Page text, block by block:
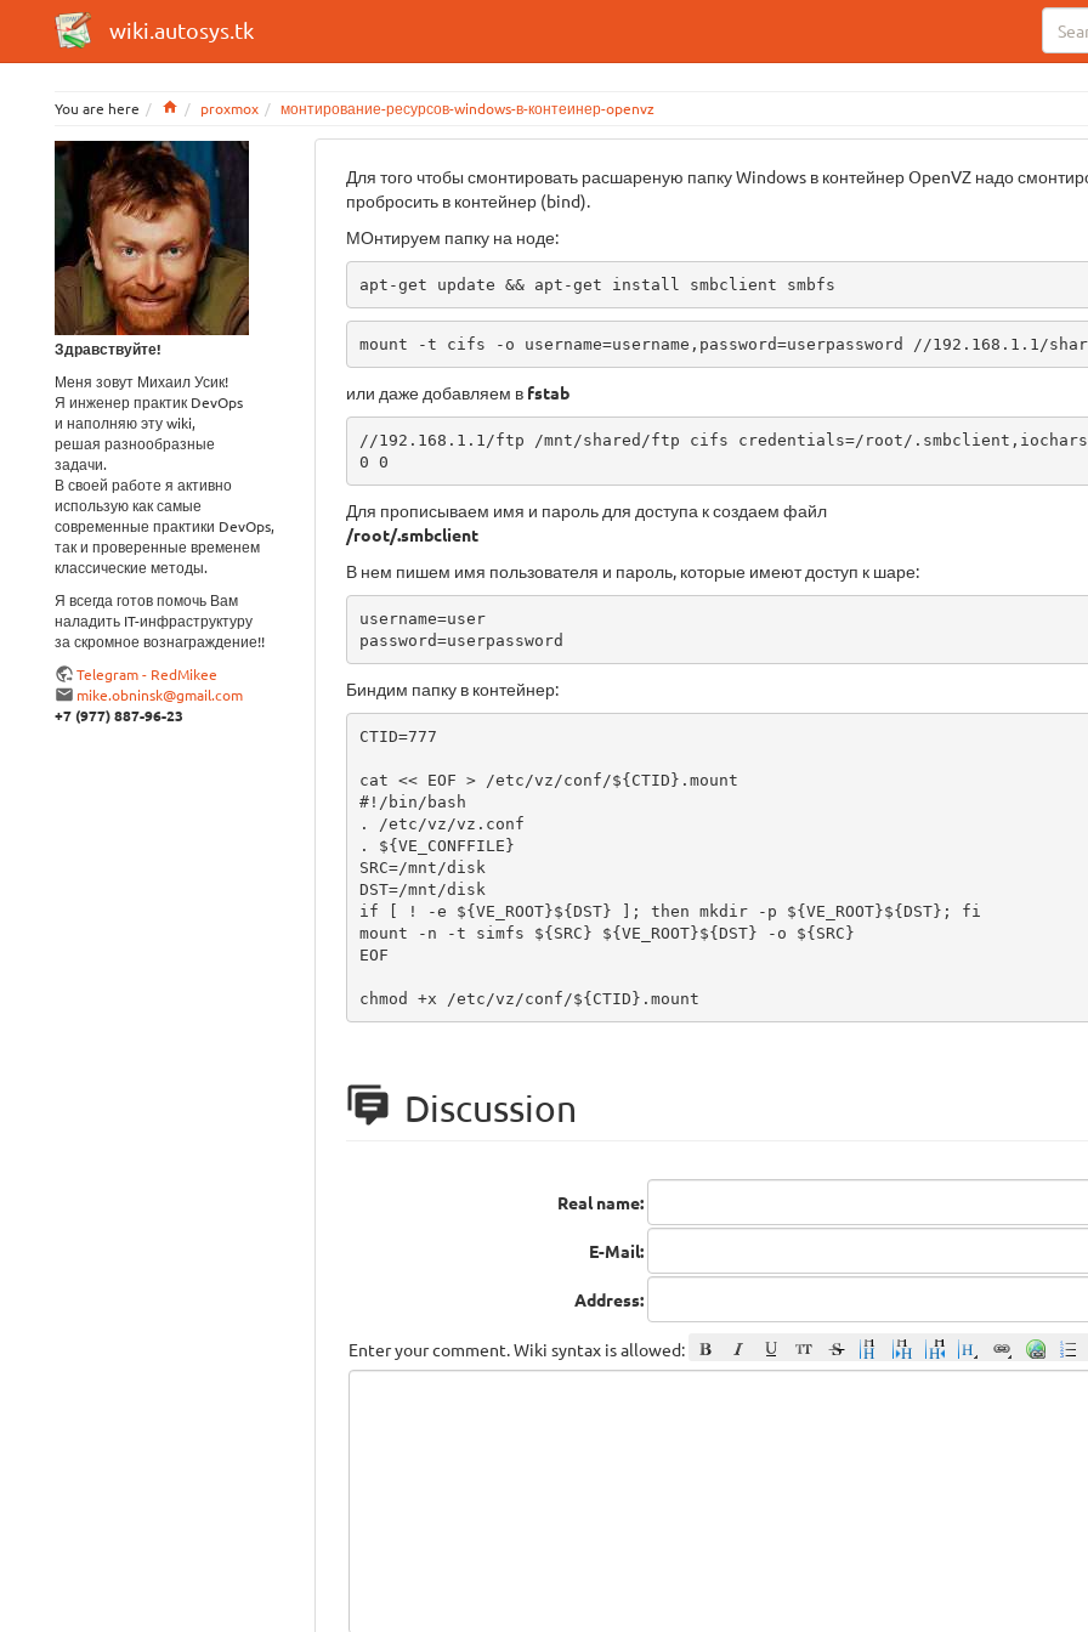
wiki.autosys.tk
You are here Homeproxmox монтирование-ресурсов-windows-в-контеинер-openvz
Здравствуйте!
Меня зовут Михаил Усик!
Я инженер практик DevOps
и наполняю эту wiki,
решая разнообразные
задачи.
В своей работе я активно
использую как самые
современные практики DevOps,
так и проверенные временем
классические методы.
Я всегда готов помочь Вам
наладить IT-инфраструктуру
за скромное вознаграждение!!
Telegram - RedMikee
mike.obninsk@gmail.com
+7 (977) 887-96-23
Для того чтобы смонтировать расшареную папку Windows в контейнер OpenVZ надо
пробросить в контейнер (bind).
МОнтируем папку на ноде:
apt-get update && apt-get install smbclient smbfs
mount -t cifs -o username=username,password=userpassword //192.168.1.1/
или даже добавляем в fstab
//192.168.1.1/ftp /mnt/shared/ftp cifs credentials=/root/
0 0
Для прописываем имя и пароль для доступа к создаем файл
/root/.smbclient
В нем пишем имя пользователя и пароль, которые имеют доступ к шаре:
username=user
password=userpassword
Биндим папку в контейнер:
CTID=777
cat << EOF > /etc/vz/conf/${CTID}.mount
#!/bin/bash
. /etc/vz/vz.conf
. ${VE_CONFFILE}
SRC=/mnt/disk
DST=/mnt/disk
if [ ! -e ${VE_ROOT}${DST} ]; then mkdir -p ${VE_ROOT}${DST}; fi
mount -n -t simfs ${SRC} ${VE_ROOT}${DST} -o ${SRC}
EOF
chmod +x /etc/vz/conf/${CTID}.mount
Discussion
Real name:
E-Mail:
Address:
Enter your comment. Wiki syntax is allowed: